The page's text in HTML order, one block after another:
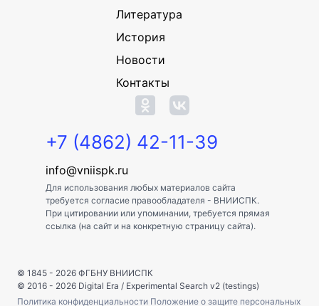
Литература
История
Новости
Контакты
+7 (4862) 42-11-39
info@vniispk.ru
Для использования любых материалов сайта
требуется согласие правообладателя - ВНИИСПК.
При цитировании или упоминании, требуется прямая
ссылка (на сайт и на конкретную страницу сайта).
© 1845 - 2026 ФГБНУ ВНИИСПК
© 2016 - 2026 Digital Era / Experimental Search v2 (testings)
Политика конфиденциальности Положение о защите персональных